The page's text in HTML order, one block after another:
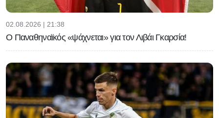
02.08.2026 | 21:38
Ο Παναθηναϊκός «ψάχνεται» για τον Λιβάι Γκαρσία!